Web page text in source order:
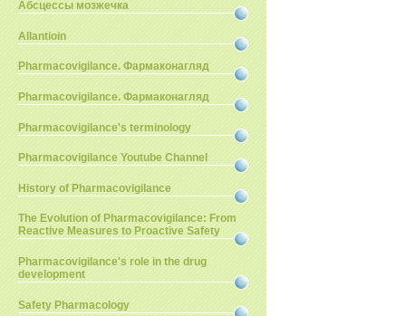
Абсцессы мозжечка
Allantioin
Pharmacovigilance. Фармаконагляд
Pharmacovigilance. Фармаконагляд
Pharmacovigilance's terminology
Pharmacovigilance Youtube Channel
History of Pharmacovigilance
The Evolution of Pharmacovigilance: From
Reactive Measures to Proactive Safety
Pharmacovigilance's role in the drug
development
Safety Pharmacology